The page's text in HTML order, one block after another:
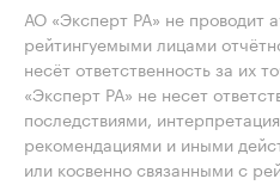
АО «Эксперт РА» не проводит
рейтингуемыми лицами
несёт ответственность за их
«Эксперт РА» не несет
последствиями,
рекомендациями и иными
или косвенно связанными с